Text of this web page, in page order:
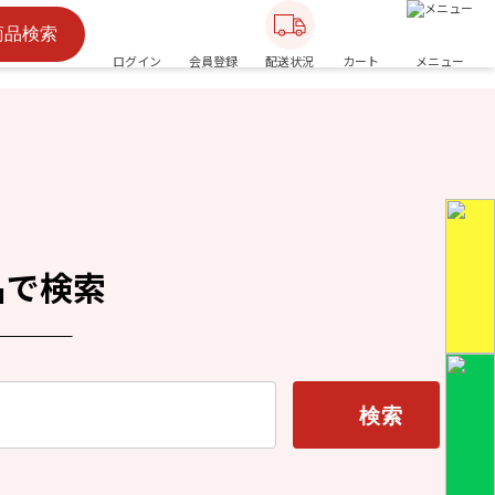
品検索
ログイン 会員登録 配送状況 カート メニュー
検索